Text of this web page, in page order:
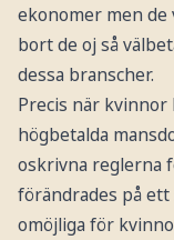
ekonomer men de
bort de oj så
dessa branscher.
Precis när
högbetalda
oskrivna reglerna
förändrades på
omöjliga för